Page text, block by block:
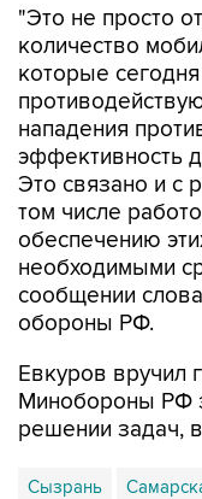
"Это не просто
количество
которые
нападения
эффективность
Это связано и с
том числе
обеспечению
необходимыми
сообщении
обороны РФ.
Евкуров вручил
Минобороны РФ
решении задач,
Сызрань